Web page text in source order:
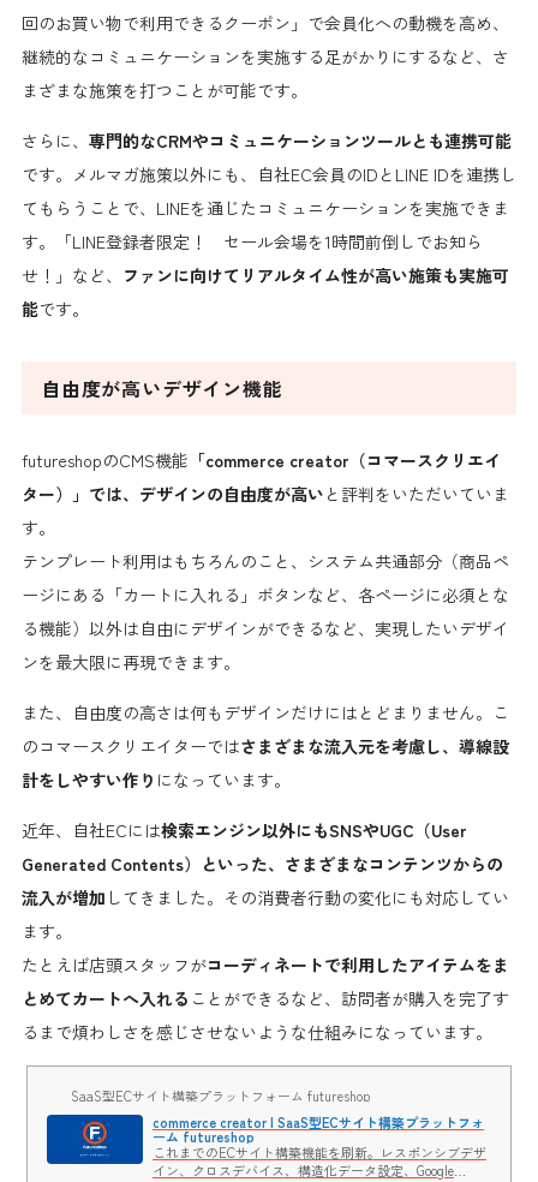
回のお買い物で利用できるクーポン」で会員化への動機を高め、
継続的なコミュニケーションを実施する足がかりにするなど、さ
まざまな施策を打つことが可能です。
さらに、 専門的なCRMやコミュニケーションツールとも連携可能
です。メルマガ施策以外にも、自社EC会員のIDとLINE IDを連携し
てもらうことで、LINEを通じたコミュニケーションを実施できま
す。「LINE登録者限定！ セール会場を1時間前倒しでお知ら
せ！」など、
ファンに向けてリアルタイム性が高い施策も実施可
能です。
自由度が高いデザイン機能
futureshopのCMS機能 「commerce creator（コマースクリエイ
ター）」では、デザインの自由度が高い と評判をいただいていま
す。
テンプレート利用はもちろんのこと、システム共通部分（商品ペ
ージにある「カートに入れる」ボタンなど、各ページに必須とな
る機能）以外は自由にデザインができるなど、実現したいデザイ
ンを最大限に再現できます。
また、自由度の高さは何もデザインだけにはとどまりません。 こ
のコマースクリエイターではさまざまな流入元を考慮し、導線設
計をしやすい作り になっています。
近年、自社ECには検索エンジン以外にもSNSやUGC（User
Generated Contents）といった、さまざまなコンテンツからの
流入が増加 してきました。その消費者行動の変化にも対応してい
ます。
たとえば店頭スタッフがコーディネートで利用したアイテムをま
とめてカートへ入れる ことができるなど、訪問者が購入を完了す
るまで煩わしさを感じさせないような仕組みになっています。
SaaS型ECサイト構築プラットフォーム futureshop
commerce creator | SaaS型ECサイト構築プラットフォ
ーム futureshop
これまでのECサイト構築機能を刷新。レスポンシブデザ
イン、クロスデバイス、構造化データ設定、Google